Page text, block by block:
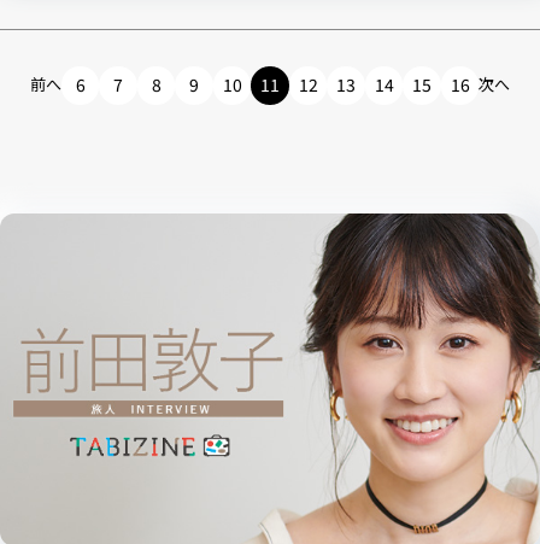
前へ 6 7 8 9 10 11 12 13 14 15 16 次へ